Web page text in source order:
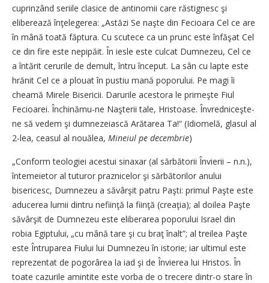
cuprinzând seriile clasice de antinomii care răstignesc şi
eliberează înţelegerea: „Astăzi Se naşte din Fecioara Cel ce are
în mână toată făptura. Cu scutece ca un prunc este înfăşat Cel
ce din fire este nepipăit. În iesle este culcat Dumnezeu, Cel ce
a întărit cerurile de demult, întru început. La sân cu lapte este
hrănit Cel ce a plouat în pustiu mană poporului. Pe magi îi
cheamă Mirele Bisericii. Darurile acestora le primeşte Fiul
Fecioarei. Închinămu-ne Naşterii tale, Hristoase. Învredniceşte-
ne să vedem şi dumnezeiască Arătarea Ta!“ (Idiomelă, glasul al
2-lea, ceasul al nouălea, Mineiul pe decembrie)
„Conform teologiei acestui sinaxar (al sărbătorii Învierii – n.n.),
întemeietor al tuturor praznicelor şi sărbătorilor anului
bisericesc, Dumnezeu a săvârşit patru Paşti: primul Paşte este
aducerea lumii dintru nefiinţă la fiinţă (creaţia); al doilea Paşte
săvârşit de Dumnezeu este eliberarea poporului Israel din
robia Egiptului‚ „cu mână tare şi cu braţ înalt”; al treilea Paşte
este Întruparea Fiului lui Dumnezeu în istorie; iar ultimul este
reprezentat de pogorârea la iad şi de Învierea lui Hristos. În
toate cazurile amintite este vorba de o trecere dintr-o stare în